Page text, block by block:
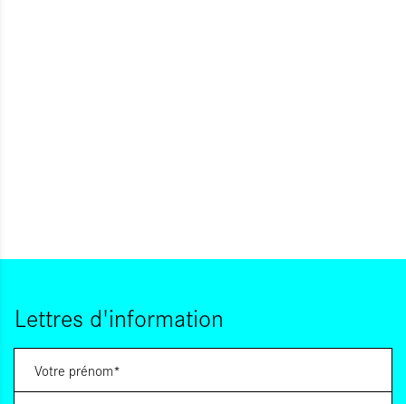
Lettres d'information